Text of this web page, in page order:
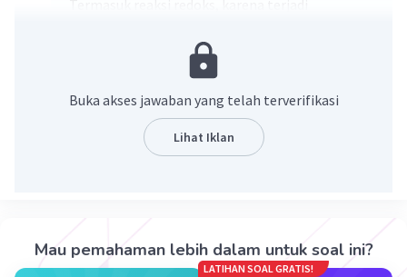
dan Cl dari 0 menjadi -1 (reduksi)
Beri Rating
Iklan
Buka akses jawaban yang telah terverifikasi
Lihat Iklan
Mau pemahaman lebih dalam untuk soal ini?
LATIHAN SOAL GRATIS!